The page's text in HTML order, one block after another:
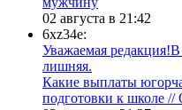
02 августа в 21:42
6xz34e:
Уважаемая
лишняя.
Какие выплаты
подготовки к